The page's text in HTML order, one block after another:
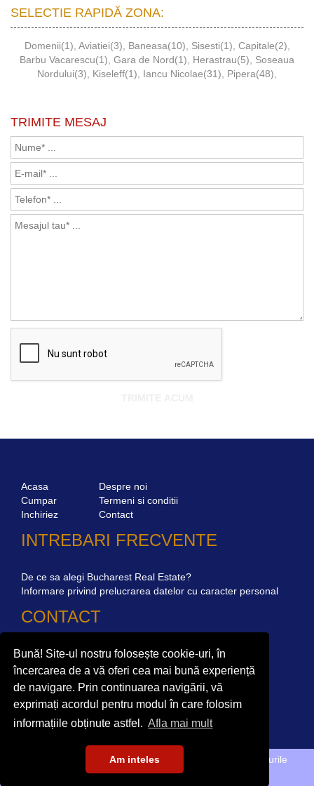
Bună! Site-ul nostru folosește cookie-uri, în
încercarea de a vă oferi cea mai bună experiență
de navigare. Prin continuarea navigării, vă
exprimați acordul pentru modul în care folosim
informațiile obținute astfel. Afla mai mult
Am inteles
SELECTIE RAPIDĂ ZONA:
Domenii(1) Aviatiei(3) Baneasa(10) Sisesti(1) Capitale(2)
Barbu Vacarescu(1) Gara de Nord(1) Herastrau(5)
Soseaua
Nordului(3)
Kiseleff(1) Iancu Nicolae(31) Pipera(48)
TRIMITE MESAJ
Acasa
Cumpar
Inchiriez
Despre noi
Termeni si conditii
Contact
INTREBARI FRECVENTE
De ce sa alegi Bucharest Real Estate?
Informare privind prelucrarea datelor cu caracter personal
CONTACT
Str. Mircea Eliade 16, Voluntari077190
Giuseppe Garibaldi nr.1, parter, Bucuresti
+40.722 224 654
Copyright © BucharestRealEstate.ro 2022. Toate drepturile
rezervate.